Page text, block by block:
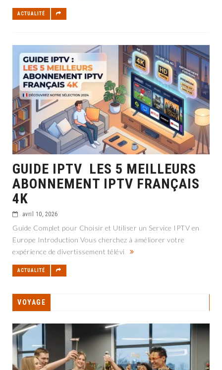
ACTUALITÉ
GUIDE IPTV LES 5 MEILLEURS
ABONNEMENT IPTV FRANÇAIS
4K
avril 10, 2026
Guide Complet pour Choisir et Utiliser un Service IPTV en
Europe Introduction Vous cherchez à améliorer votre
expérience de divertissement télévi
ACTUALITÉ
VOYAGE